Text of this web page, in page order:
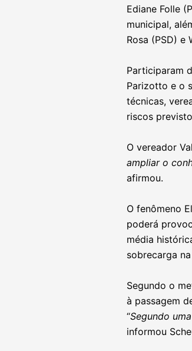
Ediane Folle
municipal,
Rosa (PSD) e
Participaram
Parizotto e o
técnicas,
riscos
O vereador
ampliar o
afirmou.
O fenômeno
poderá
média
sobrecarga
Segundo o
à passagem
“Segundo
informou